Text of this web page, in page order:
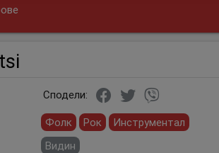
Сподели:
Фолк Рок
Инструментал
Видин